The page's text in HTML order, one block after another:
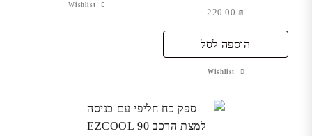
₪
הוספה לסל
Wishlist
Wishlist